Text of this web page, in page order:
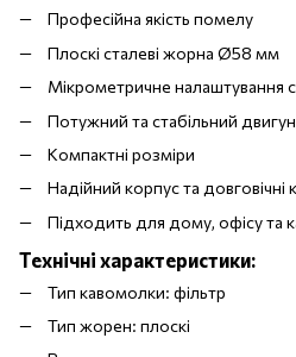
Професійна якість помелу
Плоскі сталеві жорна Ø58 мм
Мікрометричне налаштування
Потужний та стабільний двигун
Компактні розміри
Надійний корпус та довговічні
Підходить для дому, офісу та
Технічні характеристики:
Тип кавомолки: фільтр
Тип жорен: плоскі